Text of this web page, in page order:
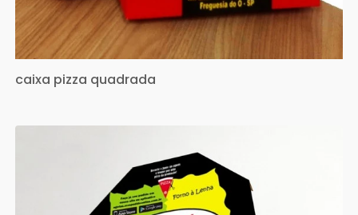
caixa pizza quadrada